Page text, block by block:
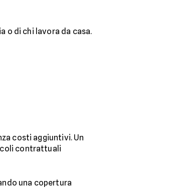
o di chi lavora da casa.
costi aggiuntivi. Un
contrattuali
una copertura